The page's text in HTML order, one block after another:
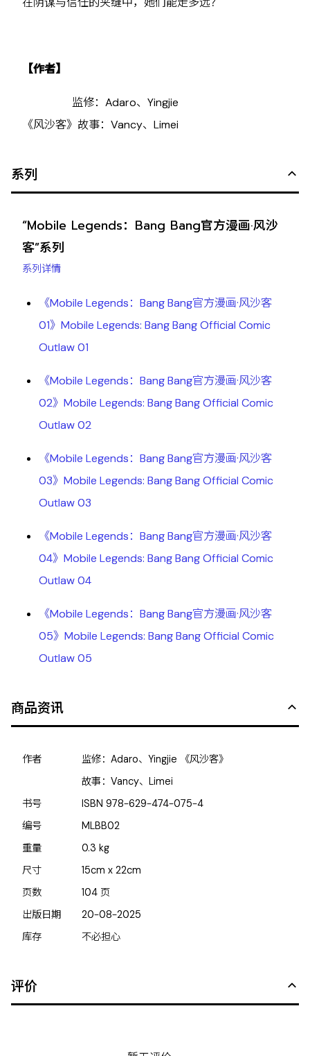
【作者】
监修：Adaro、Yingjie
《风沙客》故事：Vancy、Limei
系列
“Mobile Legends：Bang Bang官方漫画·风沙
客”系列
系列详情
《Mobile Legends：Bang Bang官方漫画·风沙客
01》Mobile Legends: Bang Bang Official Comic
Outlaw 01
《Mobile Legends：Bang Bang官方漫画·风沙客
02》Mobile Legends: Bang Bang Official Comic
Outlaw 02
《Mobile Legends：Bang Bang官方漫画·风沙客
03》Mobile Legends: Bang Bang Official Comic
Outlaw 03
《Mobile Legends：Bang Bang官方漫画·风沙客
04》Mobile Legends: Bang Bang Official Comic
Outlaw 04
《Mobile Legends：Bang Bang官方漫画·风沙客
05》Mobile Legends: Bang Bang Official Comic
Outlaw 05
商品资讯
作者
监修：Adaro、Yingjie 《风沙客》
故事：Vancy、Limei
书号
ISBN978-629-474-075-4
编号
MLBB02
重量
0.3 kg
尺寸
15cm x 22cm
页数
104 页
出版日期
20-08-2025
库存
不必担心
评价